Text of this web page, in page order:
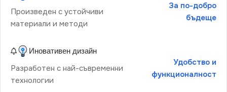
Произведен с устойчиви
материали и методи
За по-добро
бъдеще
Иновативен дизайн
Разработен с най-съвременни
технологии
Удобство и
функционалност